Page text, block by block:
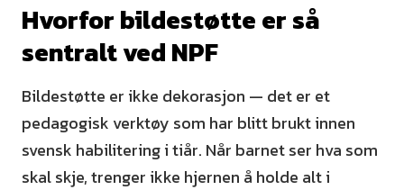
Hvorfor bildestøtte er så
sentralt ved NPF
Bildestøtte er ikke dekorasjon — det er et
pedagogisk verktøy som har blitt brukt innen
svensk habilitering i tiår. Når barnet ser hva som
skal skje, trenger ikke hjernen å holde alt i